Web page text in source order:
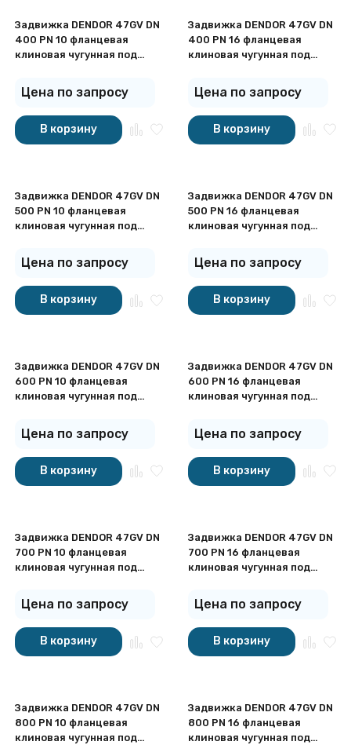
Задвижка DENDOR 47GV DN
400 PN 10 фланцевая
клиновая чугунная под
клином
Цена по запросу
В корзину
Задвижка DENDOR 47GV DN
400 PN 16 фланцевая
клиновая чугунная под
клином
Цена по запросу
В корзину
Задвижка DENDOR 47GV DN
500 PN 10 фланцевая
клиновая чугунная под
клином
Цена по запросу
В корзину
Задвижка DENDOR 47GV DN
500 PN 16 фланцевая
клиновая чугунная под
клином
Цена по запросу
В корзину
Задвижка DENDOR 47GV DN
600 PN 10 фланцевая
клиновая чугунная под
клином
Цена по запросу
В корзину
Задвижка DENDOR 47GV DN
600 PN 16 фланцевая
клиновая чугунная под
клином
Цена по запросу
В корзину
Задвижка DENDOR 47GV DN
700 PN 10 фланцевая
клиновая чугунная под
клином
Цена по запросу
В корзину
Задвижка DENDOR 47GV DN
700 PN 16 фланцевая
клиновая чугунная под
клином
Цена по запросу
В корзину
Задвижка DENDOR 47GV DN
800 PN 10 фланцевая
клиновая чугунная под
Задвижка DENDOR 47GV DN
800 PN 16 фланцевая
клиновая чугунная под